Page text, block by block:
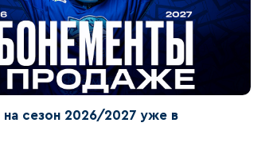
сезон 2026/2027 уже в